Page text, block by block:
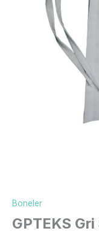
Boneler
GPTEKS Gri